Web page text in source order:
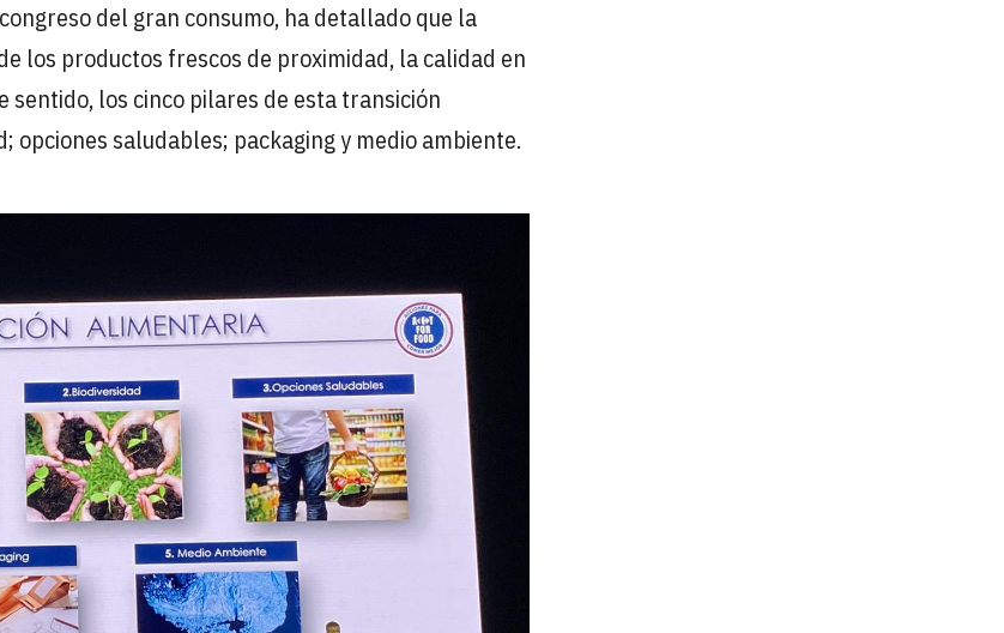
del gran consumo, ha detallado que la
los productos frescos de proximidad, la calidad en
sentido, los cinco pilares de esta transición
saludables; packaging y medio ambiente.